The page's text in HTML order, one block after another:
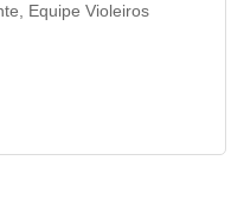
Equipe Violeiros